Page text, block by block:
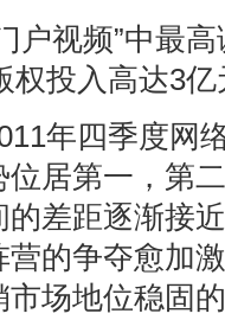
视频”中最高
权投入高达3亿
年四季度网
居第一，第
差距逐渐接
的争夺愈加
场地位稳固